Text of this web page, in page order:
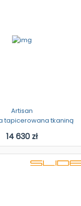
Artisan
tapicerowana tkaniną
14 630 zł